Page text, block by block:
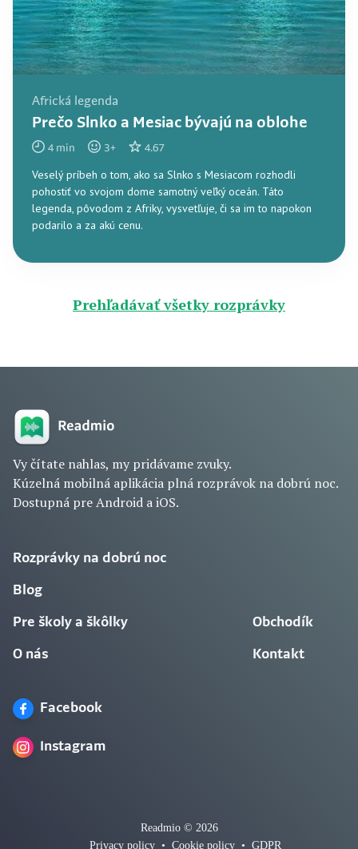
Africká legenda
Prečo Slnko a Mesiac bývajú na oblohe
4 min 3+ 4.67
Veselý príbeh o tom, ako sa Slnko s Mesiacom rozhodli
pohostiť vo svojom dome samotný veľký oceán. Táto
legenda, pôvodom z Afriky, vysvetľuje, či sa im to napokon
podarilo a za akú cenu.
Prehľadávať všetky rozprávky
Vy čítate nahlas, my pridávame zvuky.
Kúzelná mobilná aplikácia plná rozprávok na dobrú noc.
Dostupná pre Android a iOS.
Rozprávky na dobrú noc
Blog
Pre školy a škôlky
O nás
Obchodík
Kontakt
Facebook
Instagram
Readmio © 2026
Privacy policy • Cookie policy • GDPR